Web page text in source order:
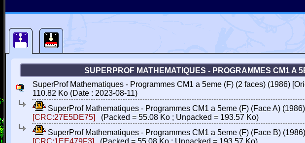
SUPERPROF MATHEMATIQUES - PROGRAMMES CM1 A
SuperProf Mathematiques - Programmes CM1 a 5eme (F) (2 faces) (1986)
110.82 Ko (Date : 2023-08-11)
SuperProf Mathematiques - Programmes CM1 a 5eme (F) (Face A)
[CRC:27E5DE75]
(Packed = 55.08 Ko ; Unpacked = 193.57 Ko)
SuperProf Mathematiques - Programmes CM1 a 5eme (F) (Face B)
[CRC:1EE479F3]
(Packed = 55.08 Ko ; Unpacked = 193.57 Ko)